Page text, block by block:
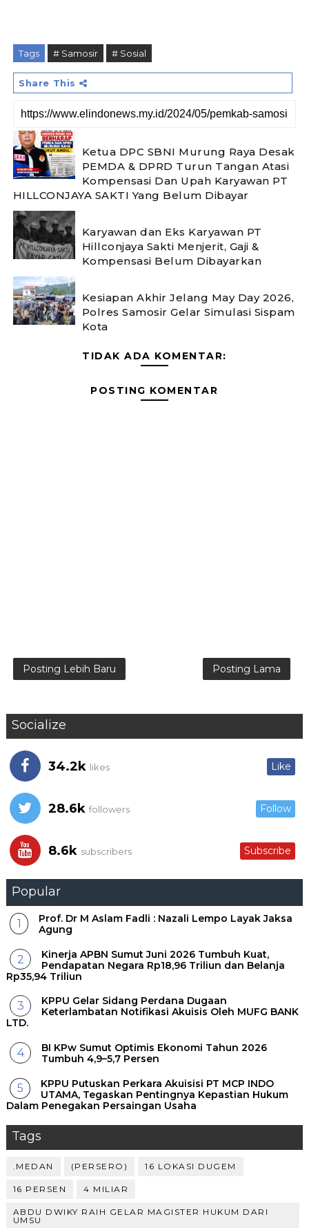
Tags # Samosir # Sosial
Share This
Ketua DPC SBNI Murung Raya Desak
PEMDA & DPRD Turun Tangan Atasi
Kompensasi Dan Upah Karyawan PT
HILLCONJAYA SAKTI Yang Belum Dibayar
Karyawan dan Eks Karyawan PT
Hillconjaya Sakti Menjerit, Gaji &
Kompensasi Belum Dibayarkan
Kesiapan Akhir Jelang May Day 2026,
Polres Samosir Gelar Simulasi Sispam
Kota
TIDAK ADA KOMENTAR:
POSTING KOMENTAR
Posting Lebih Baru Posting Lama
Socialize
34.2k likes Like
28.6k followers Follow
8.6k subscribers Subscribe
Popular
Prof. Dr M Aslam Fadli : Nazali Lempo Layak Jaksa
Agung
Kinerja APBN Sumut Juni 2026 Tumbuh Kuat,
Pendapatan Negara Rp18,96 Triliun dan Belanja
Rp35,94 Triliun
KPPU Gelar Sidang Perdana Dugaan
Keterlambatan Notifikasi Akuisis Oleh MUFG BANK
LTD.
BI KPw Sumut Optimis Ekonomi Tahun 2026
Tumbuh 4,9–5,7 Persen
KPPU Putuskan Perkara Akuisisi PT MCP INDO
UTAMA, Tegaskan Pentingnya Kepastian Hukum
Dalam Penegakan Persaingan Usaha
Tags
.MEDAN (PERSERO) 16 LOKASI DUGEM
16 PERSEN 4 MILIAR
ABDU DWIKY RAIH GELAR MAGISTER HUKUM DARI
UMSU